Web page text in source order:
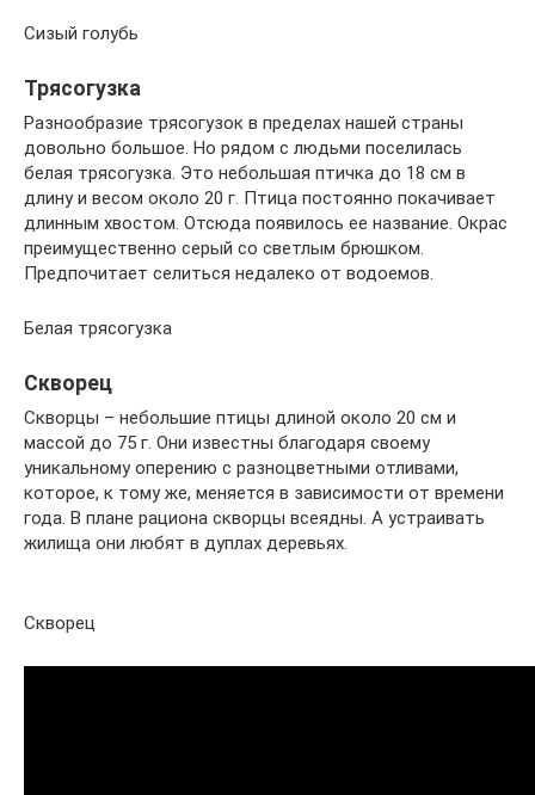
Сизый голубь
Трясогузка
Разнообразие трясогузок в пределах нашей страны
довольно большое. Но рядом с людьми поселилась
белая трясогузка. Это небольшая птичка до 18 см в
длину и весом около 20 г. Птица постоянно покачивает
длинным хвостом. Отсюда появилось ее название. Окрас
преимущественно серый со светлым брюшком.
Предпочитает селиться недалеко от водоемов.
Белая трясогузка
Скворец
Скворцы – небольшие птицы длиной около 20 см и
массой до 75 г. Они известны благодаря своему
уникальному оперению с разноцветными отливами,
которое, к тому же, меняется в зависимости от времени
года. В плане рациона скворцы всеядны. А устраивать
жилища они любят в дуплах деревьях.
Скворец